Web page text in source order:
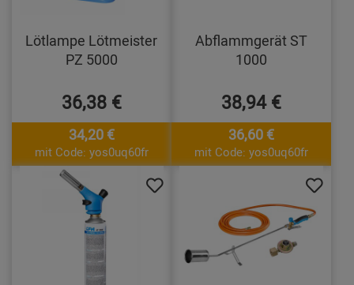
Lötlampe Lötmeister
PZ 5000
36,38 €
34,20 €
mit Code: yos0uq60fr
Abflammgerät ST
1000
38,94 €
36,60 €
mit Code: yos0uq60fr